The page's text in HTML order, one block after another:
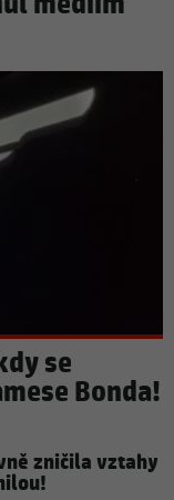
se
Bonda!
zničila vztahy